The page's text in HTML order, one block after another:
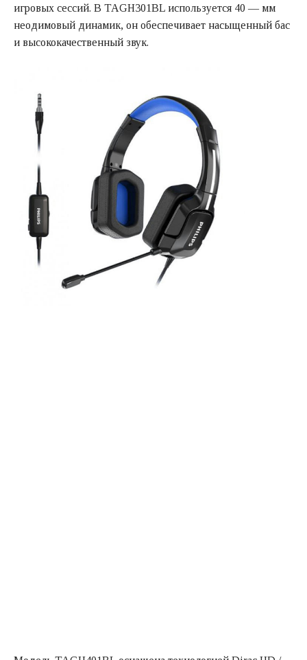
игровых сессий. В TAGH301BL используется 40 — мм
неодимовый динамик, он обеспечивает насыщенный бас
и высококачественный звук.